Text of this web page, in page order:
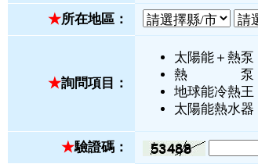
★所在地區：
★詢問項目：
太陽能＋熱泵
熱 泵
地球能冷熱王
太陽能熱水器
★驗證碼：